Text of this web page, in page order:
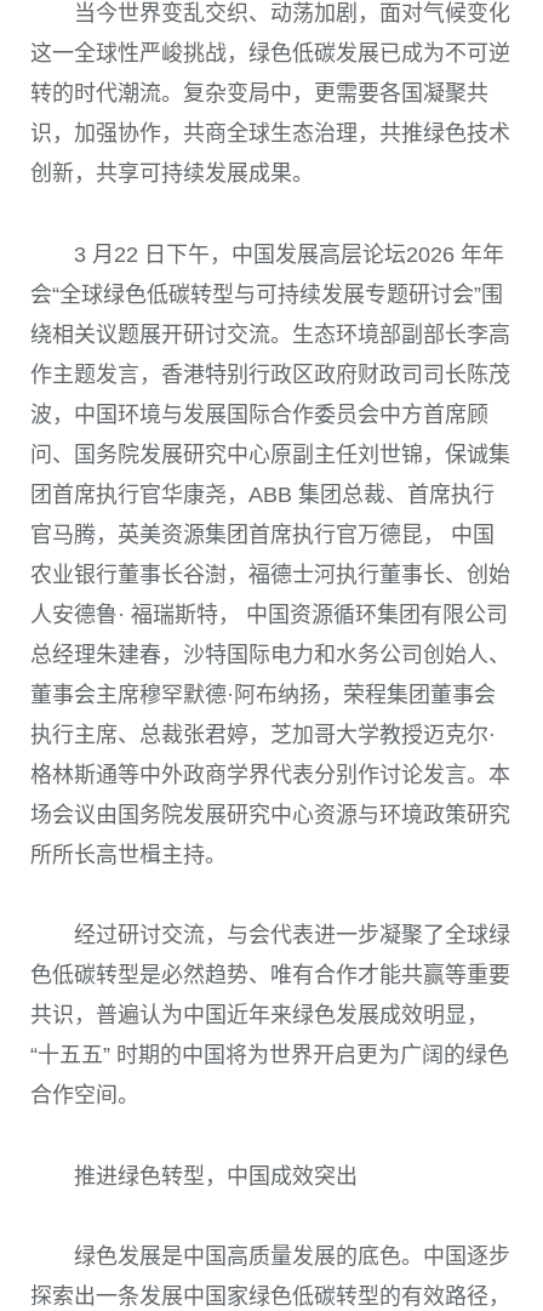
当今世界变乱交织、动荡加剧，面对气候变化
这一全球性严峻挑战，绿色低碳发展已成为不可逆
转的时代潮流。复杂变局中，更需要各国凝聚共
识，加强协作，共商全球生态治理，共推绿色技术
创新，共享可持续发展成果。
3 月22 日下午，中国发展高层论坛2026 年年
会“全球绿色低碳转型与可持续发展专题研讨会”围
绕相关议题展开研讨交流。生态环境部副部长李高
作主题发言，香港特别行政区政府财政司司长陈茂
波，中国环境与发展国际合作委员会中方首席顾
问、国务院发展研究中心原副主任刘世锦，保诚集
团首席执行官华康尧，ABB 集团总裁、首席执行
官马腾，英美资源集团首席执行官万德昆， 中国
农业银行董事长谷澍，福德士河执行董事长、创始
人安德鲁· 福瑞斯特， 中国资源循环集团有限公司
总经理朱建春，沙特国际电力和水务公司创始人、
董事会主席穆罕默德·阿布纳扬，荣程集团董事会
执行主席、总裁张君婷，芝加哥大学教授迈克尔·
格林斯通等中外政商学界代表分别作讨论发言。本
场会议由国务院发展研究中心资源与环境政策研究
所所长高世楫主持。
经过研讨交流，与会代表进一步凝聚了全球绿
色低碳转型是必然趋势、唯有合作才能共赢等重要
共识，普遍认为中国近年来绿色发展成效明显，
“十五五” 时期的中国将为世界开启更为广阔的绿色
合作空间。
推进绿色转型，中国成效突出
绿色发展是中国高质量发展的底色。中国逐步
探索出一条发展中国家绿色低碳转型的有效路径，